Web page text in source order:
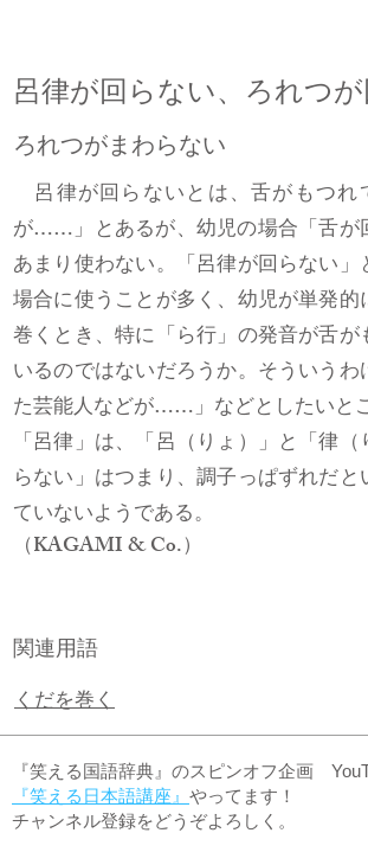
呂律が回らない、ろれつ
ろれつがまわらない
呂律が回らないとは、舌がもつ
が……」とあるが、幼児の場合「舌が
あまり使わない。「呂律が回らない
場合に使うことが多く、幼児が単発
巻くとき、特に「ら行」の発音が舌
いるのではないだろうか。そういう
た芸能人などが……」などとしたいと
「呂律」は、「呂（りょ）」と「律
らない」はつまり、調子っぱずれだ
ていないようである。
（KAGAMI & Co.）
関連用語
くだを巻く
『笑える国語辞典』のスピンオフ企画
『笑える日本語講座』 やってます！
チャンネル登録をどうぞよろしく。